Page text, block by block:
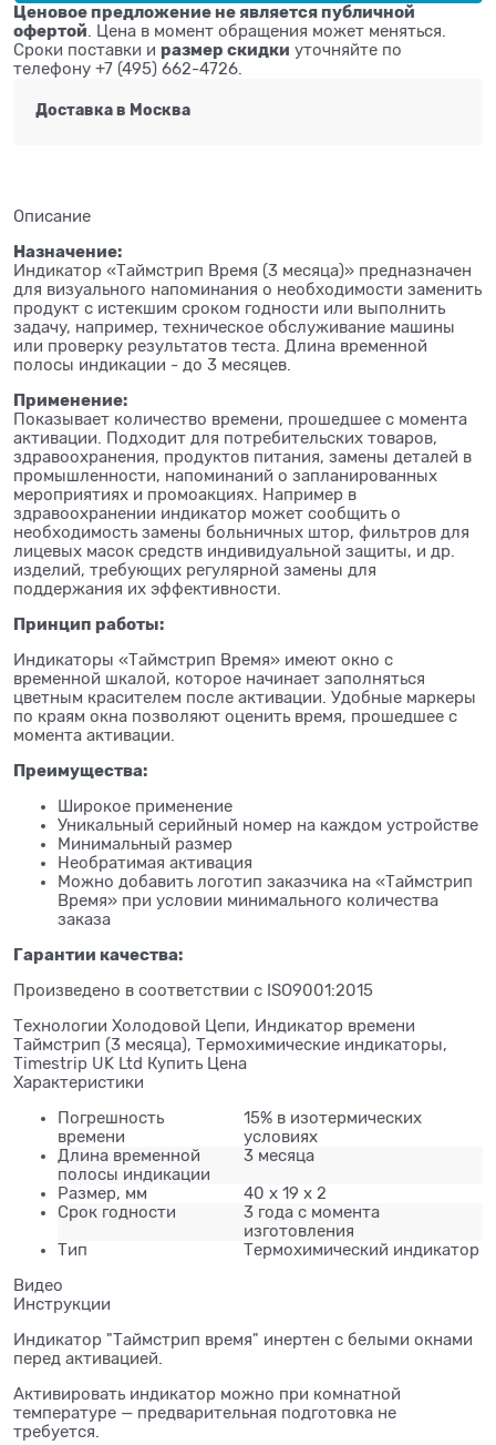
Ценовое предложение не является публичной
офертой . Цена в момент обращения может меняться.
Cроки поставки и размер скидки уточняйте по
телефону +7 (495) 662-4726.
Доставка в Москва
Описание
Назначение:
Индикатор «Таймстрип Время (3 месяца)» предназначен
для визуального напоминания о необходимости заменить
продукт с истекшим сроком годности или выполнить
задачу, например, техническое обслуживание машины
или проверку результатов теста. Длина временной
полосы индикации - до 3 месяцев.
Применение:
Показывает количество времени, прошедшее с момента
активации. Подходит для потребительских товаров,
здравоохранения, продуктов питания, замены деталей в
промышленности, напоминаний о запланированных
мероприятиях и промоакциях. Например в
здравоохранении индикатор может сообщить о
необходимость замены больничных штор, фильтров для
лицевых масок средств индивидуальной защиты, и др.
изделий, требующих регулярной замены для
поддержания их эффективности.
Принцип работы:
Индикаторы «Таймстрип Время» имеют окно с
временной шкалой, которое начинает заполняться
цветным красителем после активации. Удобные маркеры
по краям окна позволяют оценить время, прошедшее с
момента активации.
Преимущества:
Широкое применение
Уникальный серийный номер на каждом устройстве
Минимальный размер
Необратимая активация
Можно добавить логотип заказчика на «Таймстрип
Время» при условии минимального количества
заказа
Гарантии качества:
Произведено в соответствии с ISO9001:2015
Технологии Холодовой Цепи, Индикатор времени
Таймстрип (3 месяца), Термохимические индикаторы,
Timestrip UK Ltd Купить Цена
Характеристики
Погрешность
времени
15% в изотермических
условиях
Длина временной
полосы индикации
3 месяца
Размер, мм
40 x 19 x 2
Срок годности
3 года с момента
изготовления
Тип
Термохимический индикатор
Видео
Инструкции
Индикатор "Таймстрип время" инертен с белыми окнами
перед активацией.
Активировать индикатор можно при комнатной
температуре — предварительная подготовка не
требуется.